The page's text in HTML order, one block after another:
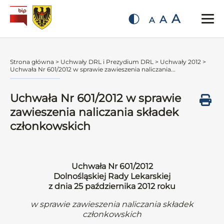
A A A
Strona główna > Uchwały DRL i Prezydium DRL > Uchwały 2012 >
Uchwała Nr 601/2012 w sprawie zawieszenia naliczania...
Uchwała Nr 601/2012 w sprawie
zawieszenia naliczania składek
członkowskich
Uchwała Nr 601/2012
Dolnośląskiej Rady Lekarskiej
z dnia 25 października 2012 roku
w sprawie zawieszenia naliczania składek
członkowskich